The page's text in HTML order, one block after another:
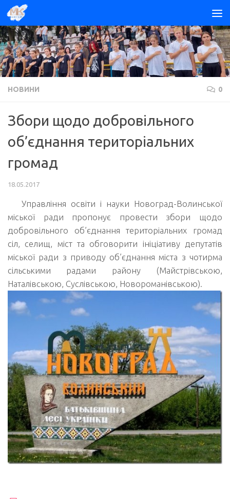
Skip to content
НОВИНИ 0
Збори щодо добровільного
об’єднання територіальних
громад
18.05.2017
Управління освіти і науки Новоград-Волинської
міської ради пропонує провести збори щодо
добровільного об’єднання територіальних громад
сіл, селищ, міст та обговорити ініціативу депутатів
міської ради з приводу об’єднання міста з чотирма
сільськими радами району (Майстрівською,
Наталівською, Суслівською, Новороманівською).